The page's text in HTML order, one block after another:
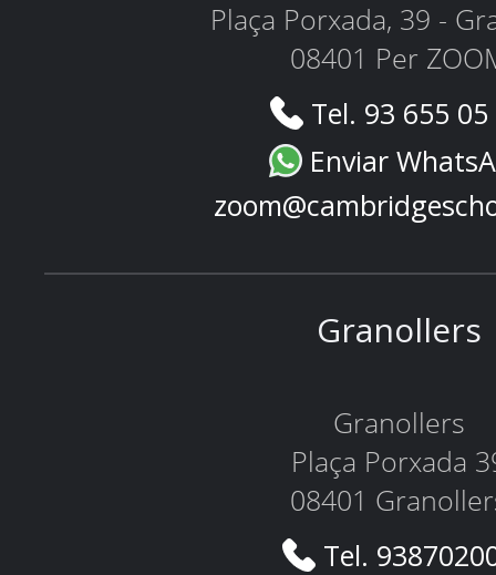
Plaça Porxada, 39 -
08401 Per
Tel. 93 655
Enviar
Granollers
Granollers
Plaça Porxada
08401
Tel.